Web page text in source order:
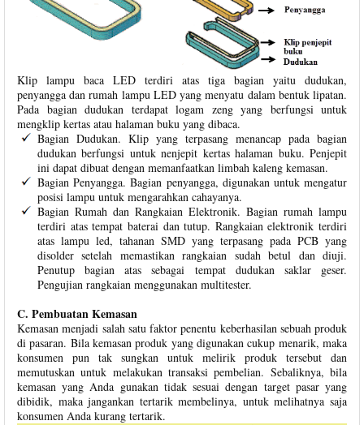
Klip lampu baca LED terdiri atas tiga bagian yaitu dudukan,
penyangga dan rumah lampu LED yang menyatu dalam bentuk lipatan.
Pada bagian dudukan terdapat logam zeng yang berfungsi untuk
mengklip kertas atau halaman buku yang dibaca.
Bagian Dudukan. Klip yang terpasang menancap pada bagian
dudukan berfungsi untuk nenjepit kertas halaman buku. Penjepit
ini dapat dibuat dengan memanfaatkan limbah kaleng kemasan.
Bagian Penyangga. Bagian penyangga, digunakan untuk mengatur
posisi lampu untuk mengarahkan cahayanya.
Bagian Rumah dan Rangkaian Elektronik. Bagian rumah lampu
terdiri atas tempat baterai dan tutup. Rangkaian elektronik terdiri
atas lampu led, tahanan SMD yang terpasang pada PCB yang
disolder setelah memastikan rangkaian sudah betul dan diuji.
Penutup bagian atas sebagai tempat dudukan saklar geser.
Pengujian rangkaian menggunakan multitester.
C. Pembuatan Kemasan
Kemasan menjadi salah satu faktor penentu keberhasilan sebuah produk
di pasaran. Bila kemasan produk yang digunakan cukup menarik, maka
konsumen pun tak sungkan untuk melirik produk tersebut dan
memutuskan untuk melakukan transaksi pembelian. Sebaliknya, bila
kemasan yang Anda gunakan tidak sesuai dengan target pasar yang
dibidik, maka jangankan tertarik membelinya, untuk melihatnya saja
konsumen Anda kurang tertarik.